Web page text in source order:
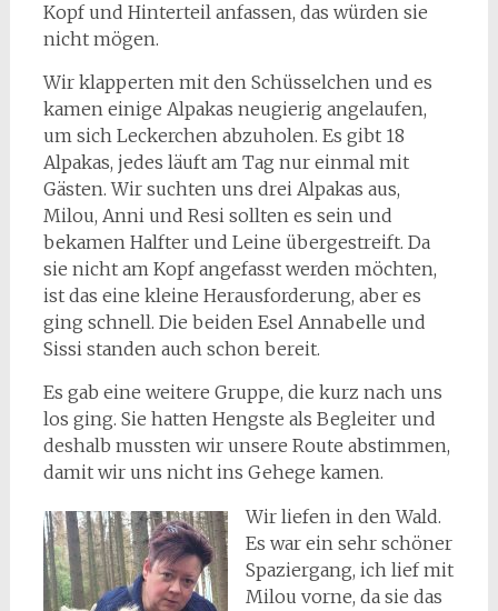
Kopf und Hinterteil anfassen, das würden sie
nicht mögen.
Wir klapperten mit den Schüsselchen und es
kamen einige Alpakas neugierig angelaufen,
um sich Leckerchen abzuholen. Es gibt 18
Alpakas, jedes läuft am Tag nur einmal mit
Gästen. Wir suchten uns drei Alpakas aus,
Milou, Anni und Resi sollten es sein und
bekamen Halfter und Leine übergestreift. Da
sie nicht am Kopf angefasst werden möchten,
ist das eine kleine Herausforderung, aber es
ging schnell. Die beiden Esel Annabelle und
Sissi standen auch schon bereit.
Es gab eine weitere Gruppe, die kurz nach uns
los ging. Sie hatten Hengste als Begleiter und
deshalb mussten wir unsere Route abstimmen,
damit wir uns nicht ins Gehege kamen.
Wir liefen in den Wald.
Es war ein sehr schöner
Spaziergang, ich lief mit
Milou vorne, da sie das